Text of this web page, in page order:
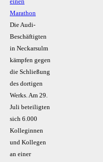
einen
Marathon
Die Audi-
Beschäftigten
in Neckarsulm
kämpfen gegen
die Schließung
des dortigen
Werks. Am 29.
Juli beteiligten
sich 6.000
Kolleginnen
und Kollegen
an einer